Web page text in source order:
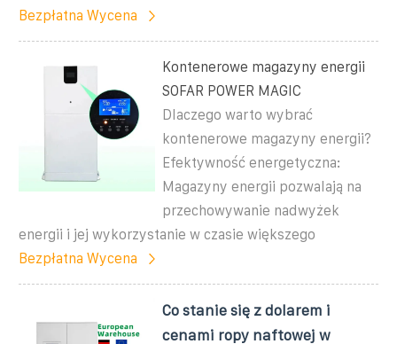
Bezpłatna Wycena
Kontenerowe magazyny energii
SOFAR POWER MAGIC
Dlaczego warto wybrać
kontenerowe magazyny energii?
Efektywność energetyczna:
Magazyny energii pozwalają na
przechowywanie nadwyżek
energii i jej wykorzystanie w czasie większego
Bezpłatna Wycena
Co stanie się z dolarem i
cenami ropy naftowej w